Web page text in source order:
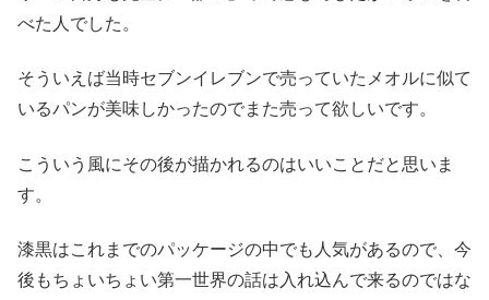
べた人でした。
そういえば当時セブンイレブンで売っていたメオルに似て
いるパンが美味しかったのでまた売って欲しいです。
こういう風にその後が描かれるのはいいことだと思いま
す。
漆黒はこれまでのパッケージの中でも人気があるので、今
後もちょいちょい第一世界の話は入れ込んで来るのではな